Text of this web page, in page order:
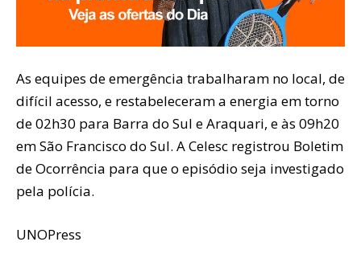
As equipes de emergência trabalharam no local, de
difícil acesso, e restabeleceram a energia em torno
de 02h30 para Barra do Sul e Araquari, e às 09h20
em São Francisco do Sul. A Celesc registrou Boletim
de Ocorrência para que o episódio seja investigado
pela polícia.
UNOPress